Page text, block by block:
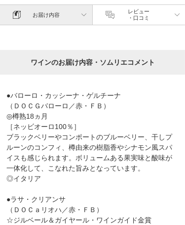
お届け内容
レビュー
・口コミ
ワインのお届け内容・ソムリエコメント
●バローロ・カッシーナ・ゲルチーナ
（ＤＯＣＧバローロ／赤・ＦＢ）
◎樽熟18ヵ月
［ネッビオーロ100％］
ブラックベリーやコンポートのブルーベリー、干しプ
ルーンのコンフィ、樽由来の樹脂香やシナモン風スパ
イスも感じられます。ボリュームある果実味と酸味が
一体化して、こなれた旨みとなっています。
◎イタリア
●ラサ・クリアンサ
（ＤＯＣａリオハ／赤・ＦＢ）
☆ジルベール＆ガイヤール・ワインガイド金賞